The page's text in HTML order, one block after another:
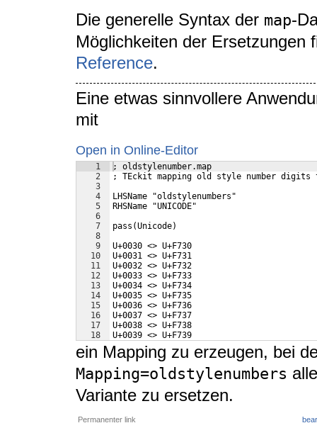
Die generelle Syntax der map-
Möglichkeiten der Ersetzungen
Reference.
Eine etwas sinnvollere
mit
Open in Online-Editor
1
2
3
4
5
6
7
8
9
10
11
12
13
14
15
16
17
18
; oldstylenumber.map
; TEckit mapping old style number digits
LHSName "oldstylenumbers"
RHSName "UNICODE"
pass(Unicode)
U+0030 <> U+F730
U+0031 <> U+F731
U+0032 <> U+F732
U+0033 <> U+F733
U+0034 <> U+F734
U+0035 <> U+F735
U+0036 <> U+F736
U+0037 <> U+F737
U+0038 <> U+F738
U+0039 <> U+F739
ein Mapping zu erzeugen, bei
Mapping=oldstylenumbers
Variante zu ersetzen.
Permanenter link